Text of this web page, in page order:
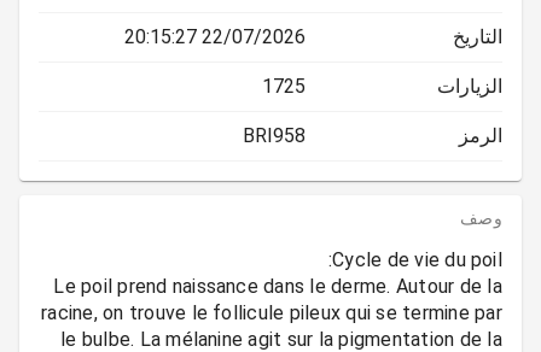
التاريخ 22/07/2026 20:15:27
الزيارات 1725
الرمز BRI958
وصف
Le poil prend naissance dans le derme. Autour de la
racine, on trouve le follicule pileux qui se termine par
le bulbe. La mélanine agit sur la pigmentation de la